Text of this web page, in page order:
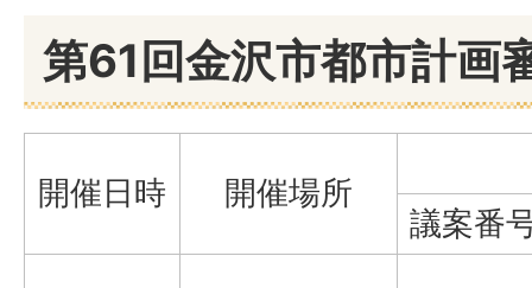
第61回金沢市都市計画
開催日時 開催場所
議案番